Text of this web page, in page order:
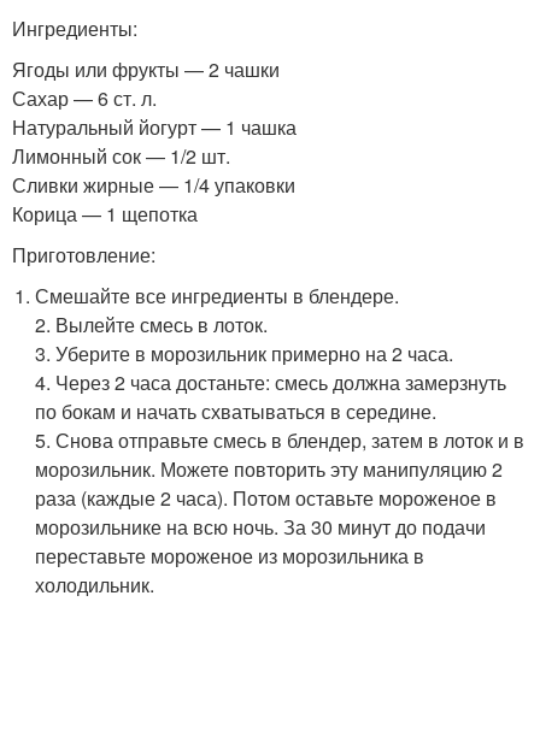
Ингредиенты:
Ягоды или фрукты — 2 чашки
Сахар — 6 ст. л.
Натуральный йогурт — 1 чашка
Лимонный сок — 1/2 шт.
Сливки жирные — 1/4 упаковки
Корица — 1 щепотка
Приготовление:
Смешайте все ингредиенты в блендере.
2. Вылейте смесь в лоток.
3. Уберите в морозильник примерно на 2 часа.
4. Через 2 часа достаньте: смесь должна замерзнуть
по бокам и начать схватываться в середине.
5. Снова отправьте смесь в блендер, затем в лоток и в
морозильник. Можете повторить эту манипуляцию 2
раза (каждые 2 часа). Потом оставьте мороженое в
морозильнике на всю ночь. За 30 минут до подачи
переставьте мороженое из морозильника в
холодильник.